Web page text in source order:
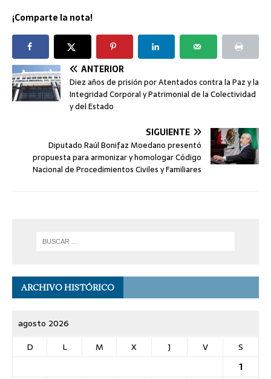
¡Comparte la nota!
ANTERIOR
Diez años de prisión por Atentados contra la Paz y la
Integridad Corporal y Patrimonial de la Colectividad
y del Estado
SIGUIENTE
Diputado Raúl Bonifaz Moedano presentó
propuesta para armonizar y homologar Código
Nacional de Procedimientos Civiles y Familiares
ARCHIVO HISTÓRICO
agosto 2026
D
L M X J V
S
1